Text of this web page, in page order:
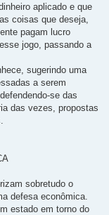
aplicado e que
coisas que deseja,
pagam lucro
jogo, passando a
sugerindo uma
a serem
se das
das vezes, propostas
sobretudo o
defesa econômica.
estado em torno do